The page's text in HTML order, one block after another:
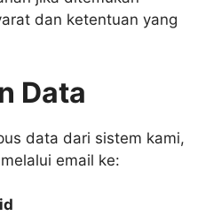
dan ketentuan yang
Data
data dari sistem kami,
email ke: